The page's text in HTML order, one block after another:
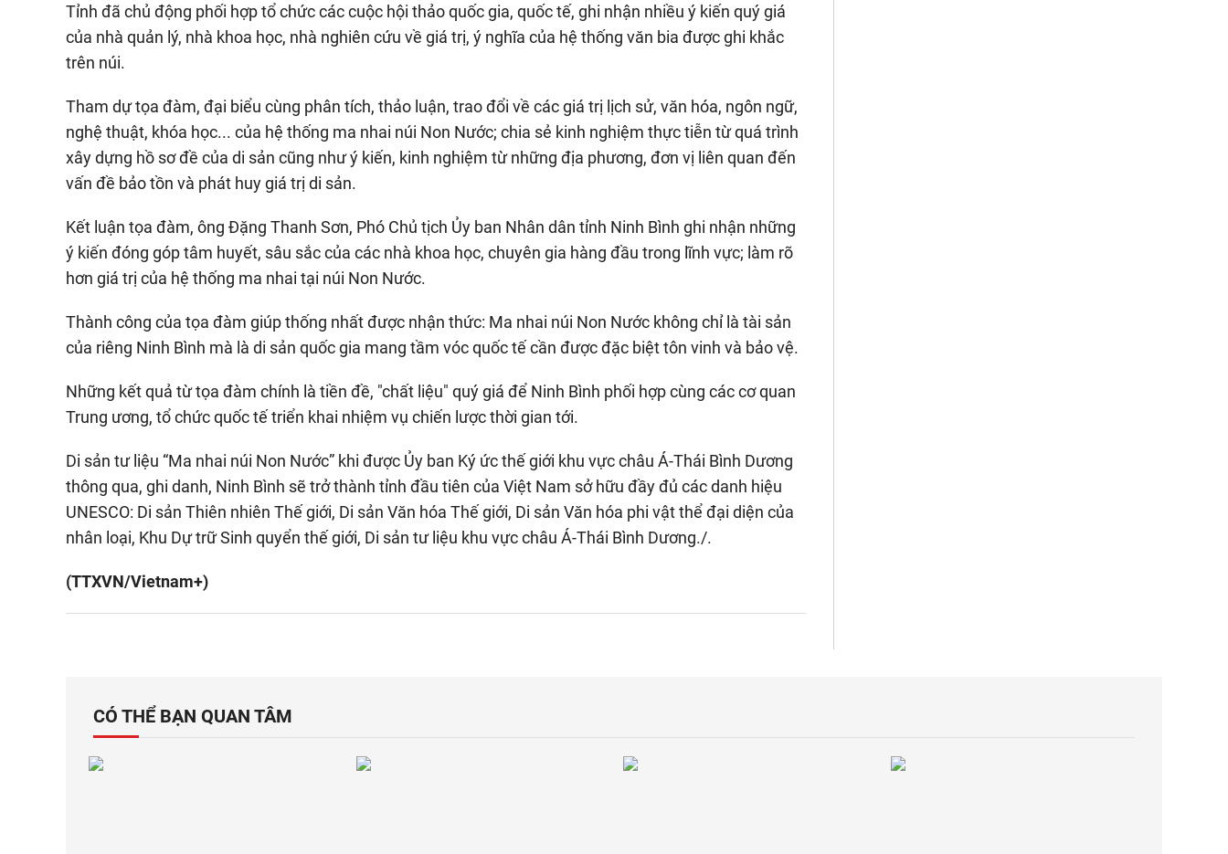
Tỉnh đã chủ động phối hợp tổ chức các cuộc hội thảo quốc gia, quốc tế, ghi nhận nhiều ý kiến quý giá
của nhà quản lý, nhà khoa học, nhà nghiên cứu về giá trị, ý nghĩa của hệ thống văn bia được ghi khắc
trên núi.
Tham dự tọa đàm, đại biểu cùng phân tích, thảo luận, trao đổi về các giá trị lịch sử, văn hóa, ngôn ngữ,
nghệ thuật, khóa học... của hệ thống ma nhai núi Non Nước; chia sẻ kinh nghiệm thực tiễn từ quá trình
xây dựng hồ sơ đề của di sản cũng như ý kiến, kinh nghiệm từ những địa phương, đơn vị liên quan đến
vấn đề bảo tồn và phát huy giá trị di sản.
Kết luận tọa đàm, ông Đặng Thanh Sơn, Phó Chủ tịch Ủy ban Nhân dân tỉnh Ninh Bình ghi nhận những
ý kiến đóng góp tâm huyết, sâu sắc của các nhà khoa học, chuyên gia hàng đầu trong lĩnh vực; làm rõ
hơn giá trị của hệ thống ma nhai tại núi Non Nước.
Thành công của tọa đàm giúp thống nhất được nhận thức: Ma nhai núi Non Nước không chỉ là tài sản
của riêng Ninh Bình mà là di sản quốc gia mang tầm vóc quốc tế cần được đặc biệt tôn vinh và bảo vệ.
Những kết quả từ tọa đàm chính là tiền đề, "chất liệu" quý giá để Ninh Bình phối hợp cùng các cơ quan
Trung ương, tổ chức quốc tế triển khai nhiệm vụ chiến lược thời gian tới.
Di sản tư liệu “Ma nhai núi Non Nước” khi được Ủy ban Ký ức thế giới khu vực châu Á-Thái Bình Dương
thông qua, ghi danh, Ninh Bình sẽ trở thành tỉnh đầu tiên của Việt Nam sở hữu đầy đủ các danh hiệu
UNESCO: Di sản Thiên nhiên Thế giới, Di sản Văn hóa Thế giới, Di sản Văn hóa phi vật thể đại diện của
nhân loại, Khu Dự trữ Sinh quyển thế giới, Di sản tư liệu khu vực châu Á-Thái Bình Dương./.
(TTXVN/Vietnam+)
CÓ THỂ BẠN QUAN TÂM